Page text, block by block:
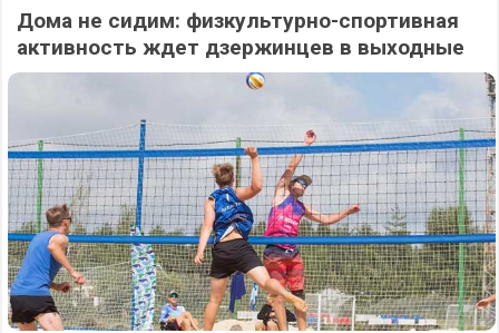
Дома не сидим: физкультурно-спортивная
активность ждет дзержинцев в выходные